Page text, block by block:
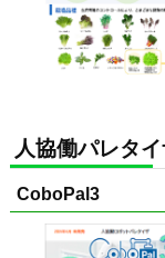
人協働パレタ
CoboPal3